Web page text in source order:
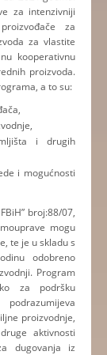
za intenzivniji
za
za vlastite
kooperativnu
proizvoda.
a to su:
i drugih
i mogućnosti
broj:88/07,
mogu
te je u skladu s
odobreno
Program
za podršku
proizvodnje,
aktivnosti
dugovanja iz